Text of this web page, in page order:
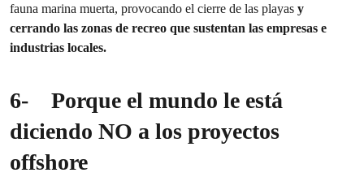
fauna marina muerta, provocando el cierre de las playas y
cerrando las zonas de recreo que sustentan las empresas e
industrias locales.
6-
Porque el mundo le está
diciendo NO a los proyectos
offshore